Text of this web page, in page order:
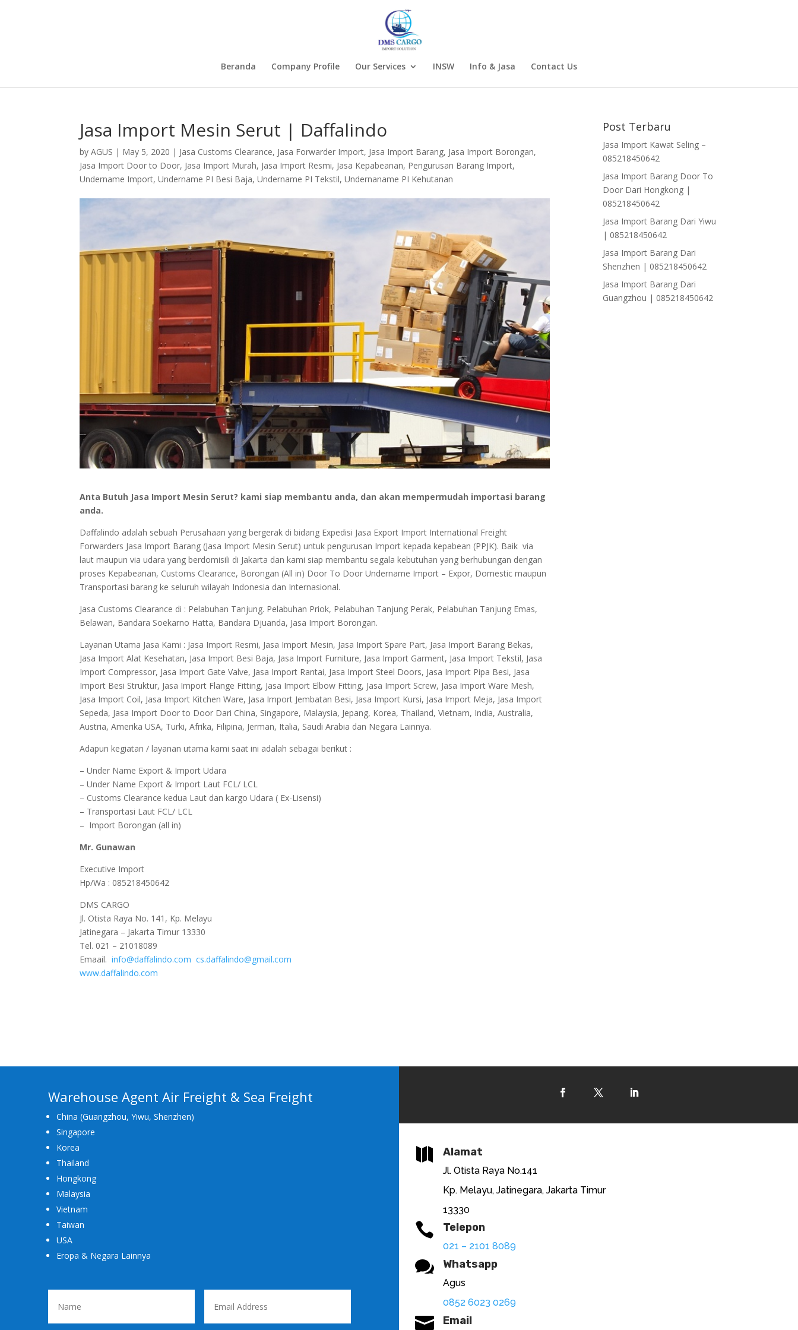
Beranda Company Profile Our Services INSW Info & Jasa Contact Us
Jasa Import Mesin Serut | Daffalindo
byAGUS | May 5, 2020 | Jasa Customs Clearance, Jasa Forwarder Import, Jasa Import Barang, Jasa Import Borongan,
Jasa Import Door to Door, Jasa Import Murah, Jasa Import Resmi, Jasa Kepabeanan, Pengurusan Barang Import,
Undername Import,Undername PI Besi Baja,Undername PI Tekstil,Undernaname PI Kehutanan
Anta Butuh Jasa Import Mesin Serut? kami siap membantu anda, dan akan mempermudah importasi barang
anda.
Daffalindo adalah sebuah Perusahaan yang bergerak di bidang Expedisi Jasa Export Import International Freight
Forwarders Jasa Import Barang (Jasa Import Mesin Serut) untuk pengurusan Import kepada kepabean (PPJK). Baik via
laut maupun via udara yang berdomisili di Jakarta dan kami siap membantu segala kebutuhan yang berhubungan dengan
proses Kepabeanan, Customs Clearance, Borongan (All in) Door To Door Undername Import – Expor, Domestic maupun
Transportasi barang ke seluruh wilayah Indonesia dan Internasional.
Jasa Customs Clearance di : Pelabuhan Tanjung. Pelabuhan Priok, Pelabuhan Tanjung Perak, Pelabuhan Tanjung Emas,
Belawan, Bandara Soekarno Hatta, Bandara Djuanda, Jasa Import Borongan.
Layanan Utama Jasa Kami : Jasa Import Resmi, Jasa Import Mesin, Jasa Import Spare Part, Jasa Import Barang Bekas,
Jasa Import Alat Kesehatan, Jasa Import Besi Baja, Jasa Import Furniture, Jasa Import Garment, Jasa Import Tekstil, Jasa
Import Compressor, Jasa Import Gate Valve, Jasa Import Rantai, Jasa Import Steel Doors, Jasa Import Pipa Besi, Jasa
Import Besi Struktur, Jasa Import Flange Fitting, Jasa Import Elbow Fitting, Jasa Import Screw, Jasa Import Ware Mesh,
Jasa Import Coil, Jasa Import Kitchen Ware, Jasa Import Jembatan Besi, Jasa Import Kursi, Jasa Import Meja, Jasa Import
Sepeda, Jasa Import Door to Door Dari China, Singapore, Malaysia, Jepang, Korea, Thailand, Vietnam, India, Australia,
Austria, Amerika USA, Turki, Afrika, Filipina, Jerman, Italia, Saudi Arabia dan Negara Lainnya.
Adapun kegiatan / layanan utama kami saat ini adalah sebagai berikut :
– Under Name Export & Import Udara
– Under Name Export & Import Laut FCL/ LCL
– Customs Clearance kedua Laut dan kargo Udara ( Ex-Lisensi)
– Transportasi Laut FCL/ LCL
– Import Borongan (all in)
Mr. Gunawan
Executive Import
Hp/Wa : 085218450642
DMS CARGO
Jl. Otista Raya No. 141, Kp. Melayu
Jatinegara – Jakarta Timur 13330
Tel. 021 – 21018089
Emaail.info@daffalindo.comcs.daffalindo@gmail.com
www.daffalindo.com
Post Terbaru
Jasa Import Kawat Seling –
085218450642
Jasa Import Barang Door To
Door Dari Hongkong |
085218450642
Jasa Import Barang Dari Yiwu
| 085218450642
Jasa Import Barang Dari
Shenzhen | 085218450642
Jasa Import Barang Dari
Guangzhou | 085218450642
Warehouse Agent Air Freight & Sea Freight
China (Guangzhou, Yiwu, Shenzhen)
Singapore
Korea
Thailand
Hongkong
Malaysia
Vietnam
Taiwan
USA
Eropa & Negara Lainnya
 Alamat
Jl. Otista Raya No.141
Kp. Melayu, Jatinegara, Jakarta Timur
13330
 Telepon
021 – 2101 8089
 Whatsapp
Agus
0852 6023 0269
 Email